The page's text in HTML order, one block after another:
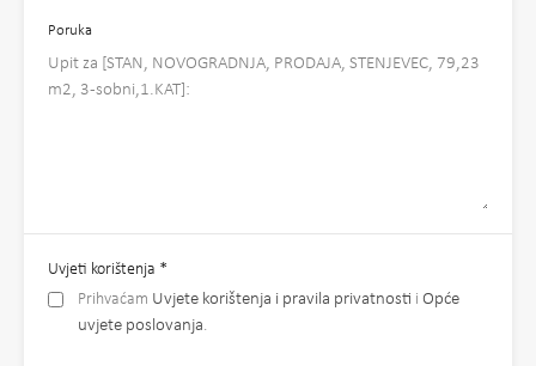
Poruka
Uvjeti korištenja *
Prihvaćam Uvjete korištenja i pravila privatnosti i Opće
uvjete poslovanja.